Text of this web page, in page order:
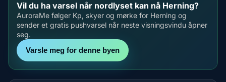
Vil du ha varsel når nordlyset kan nå Herning?
AuroraMe følger Kp, skyer og mørke for Herning og
sender et gratis pushvarsel når neste visningsvindu åpner
seg.
Varsle meg for denne byen